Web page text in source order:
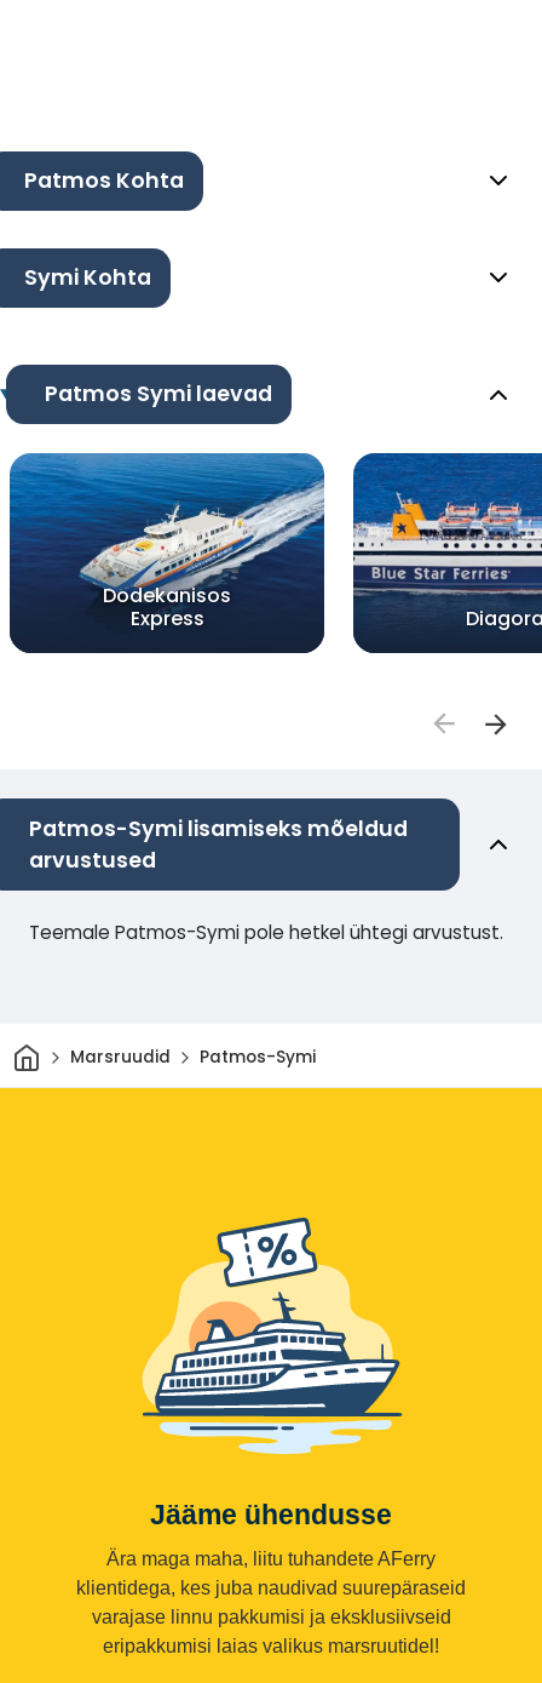
Patmos Kohta
Symi Kohta
Patmos Symi laevad
Dodekanisos
Express
Patmos-Symi lisamiseks mõeldud
arvustused
Teemale Patmos-Symi pole hetkel ühtegi arvustust.
Avaleht
Marsruudid Patmos-Symi
Jääme ühendusse
Ära maga maha, liitu tuhandete AFerry
klientidega, kes juba naudivad suurepäraseid
varajase linnu pakkumisi ja eksklusiivseid
eripakkumisi laias valikus marsruutidel!